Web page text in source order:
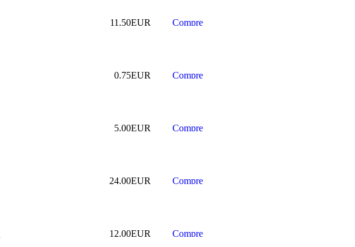
11.50EUR
0.75EUR
5.00EUR
24.00EUR
12.00EUR